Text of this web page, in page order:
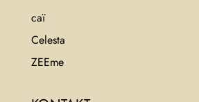
caï
Celesta
ZEEme